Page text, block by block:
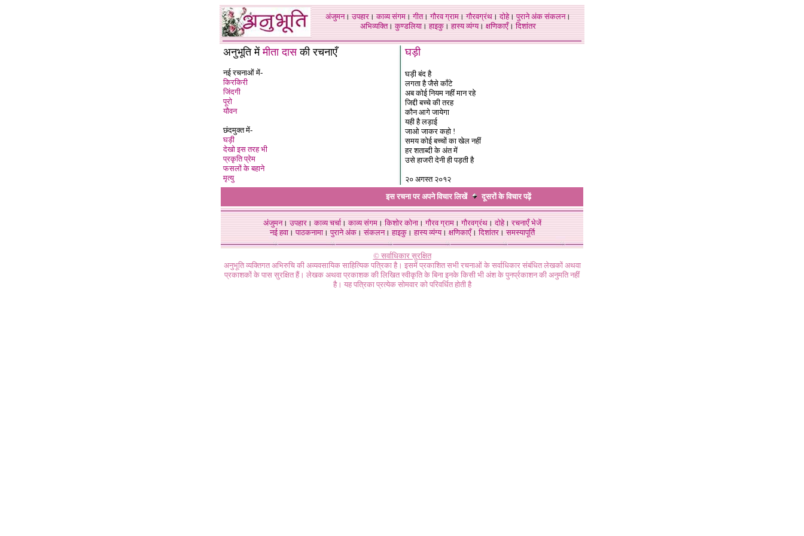
अंजुमन।उपहार।काव्य संगम।गीत।गौरव ग्राम।गौरवग्रंथ।दोहे।पुराने अंक संकलन।
अभिव्यक्ति।कुण्डलिया।हाइकु।हास्य व्यंग्य।क्षणिकाएँ।दिशांतर
अनुभूति मेंमीता दासकी रचनाएँ
नई रचनाओं में-
किरकिरी
जिंदगी
पूरो
यौवन
छंदमुक्त में-
घड़ी
देखो इस तरह भी
प्रकृति प्रेम
फसलों के बहाने
मृत्यु
घड़ी
घड़ी बंद है
लगता है जैसे काँटे
अब कोई नियम नहीं मान रहे
जिद्दी बच्चे की तरह
कौन आगे जायेगा
यही है लड़ाई
जाओ जाकर कहो !
समय कोई बच्चों का खेल नहीं
हर शताब्दी के अंत में
उसे हाजरी देनी ही पड़ती है
२० अगस्त २०१२
इस रचना पर अपने विचार लिखें
दूसरों के विचारपढ़ें
अंजुमन।उपहार।काव्य चर्चा।काव्य संगम।किशोर कोना।गौरव ग्राम।गौरवग्रंथ।दोहे।रचनाएँ भेजें
नई हवा। पाठकनामा। पुराने अंक। संकलन। हाइकु। हास्य व्यंग्य। क्षणिकाएँ। दिशांतर। समस्यापूर्ति
© सर्वाधिकार सुरक्षित
अनुभूति व्यक्तिगत अभिरुचि की अव्यवसायिक साहित्यिक पत्रिका है। इसमें प्रकाशित सभी रचनाओं के सर्वाधिकार संबंधित लेखकों अथवा
प्रकाशकों के पास सुरक्षित हैं। लेखक अथवा प्रकाशक की लिखित स्वीकृति के बिना इनके किसी भी अंश के पुनर्प्रकाशन की अनुमति नहीं
है। यह पत्रिका प्रत्येक सोमवार को परिवर्धित होती है